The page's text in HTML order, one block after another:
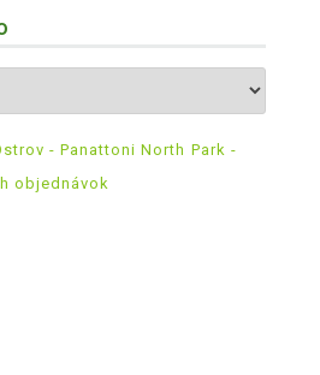
- Panattoni North Park -
objednávok